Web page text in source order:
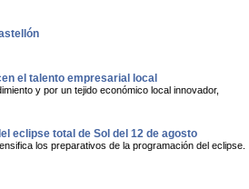
el talento empresarial local
y por un tejido económico local innovador,
eclipse total de Sol del 12 de agosto
los preparativos de la programación del eclipse.